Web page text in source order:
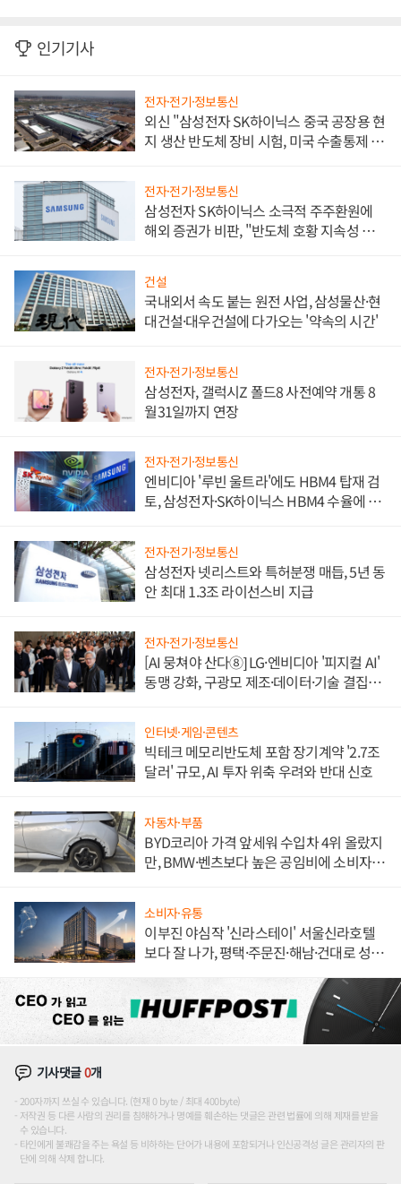
인기기사
전자·전기·정보통신
외신 "삼성전자 SK하이닉스 중국 공장용 현
지 생산 반도체 장비 시험, 미국 수출통제 대
전자·전기·정보통신
삼성전자 SK하이닉스 소극적 주주환원에
해외 증권가 비판, "반도체 호황 지속성 의
건설
국내외서 속도 붙는 원전 사업, 삼성물산·현
대건설·대우건설에 다가오는 '약속의 시간'
전자·전기·정보통신
삼성전자, 갤럭시Z 폴드8 사전예약 개통 8
월31일까지 연장
전자·전기·정보통신
엔비디아 '루빈 울트라'에도 HBM4 탑재 검
토, 삼성전자·SK하이닉스 HBM4 수율에 주
전자·전기·정보통신
삼성전자 넷리스트와 특허분쟁 매듭, 5년 동
안 최대 1.3조 라이선스비 지급
전자·전기·정보통신
[AI 뭉쳐야 산다⑧] LG·엔비디아 '피지컬 AI'
동맹 강화, 구광모 제조·데이터·기술 결집
인터넷·게임·콘텐츠
빅테크 메모리반도체 포함 장기계약 '2.7조
달러' 규모, AI 투자 위축 우려와 반대 신호
자동차·부품
BYD코리아 가격 앞세워 수입차 4위 올랐지
만, BMW·벤츠보다 높은 공임비에 소비자
소비자·유통
이부진 야심작 '신라스테이' 서울신라호텔
보다 잘 나가, 평택·주문진·해남·건대로 성
기사댓글0개
200자까지 쓰실 수 있습니다. (현재 0 byte / 최대 400byte)
저작권 등 다른 사람의 권리를 침해하거나 명예를 훼손하는 댓글은 관련 법률에 의해 제재를 받을
수 있습니다.
타인에게 불쾌감을 주는 욕설 등 비하하는 단어가 내용에 포함되거나 인신공격성 글은 관리자의 판
단에 의해 삭제 합니다.